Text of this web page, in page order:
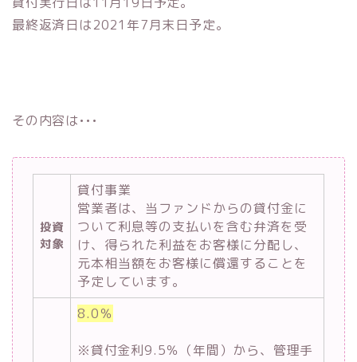
最終返済日は2021年7月末日予定。
その内容は•••
投資
対象
貸付事業
営業者は、当ファンドからの貸付金に
ついて利息等の支払いを含む弁済を受
け、得られた利益をお客様に分配し、
元本相当額をお客様に償還することを
予定しています。
8.0％
※貸付金利9.5％（年間）から、管理手